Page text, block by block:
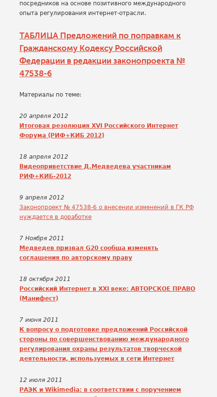
посредников на основе позитивного международного
опыта регулирования интернет-отрасли.
ТАБЛИЦА Предложений по поправкам к
Гражданскому Кодексу Российской
Федерации в редакции законопроекта №
47538-6
Материалы по теме:
20 апреля 2012
Итоговая резолюция XVI Российского Интернет
Форума (РИФ+КИБ 2012)
18 апреля 2012
Видеоприветствие Д.Медведева участникам
РИФ+КИБ-2012
9 апреля 2012
Законопроект № 47538-6 о внесении изменений в ГК РФ
нуждается в доработке
7 Ноября 2011
Медведев призвал G20 сообща изменять
соглашения по авторскому праву
18 октября 2011
Российский Интернет в XXI веке: АВТОРСКОЕ ПРАВО
(Манифест)
7 июня 2011
К вопросу о подготовке предложений Российской
стороны по совершенствованию международного
регулирования охраны результатов творческой
деятельности, используемых в сети Интернет
12 июля 2011
РАЭК и Wikimedia: в соответствии с поручением